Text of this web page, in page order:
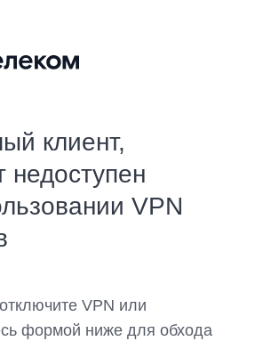
клиент,
недоступен
VPN
VPN или
формой ниже для обхода